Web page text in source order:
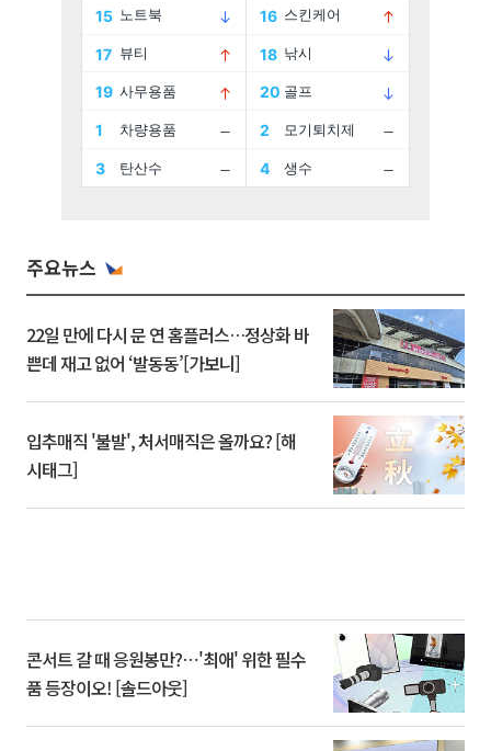
주요뉴스
22일 만에 다시 문 연 홈플러스…정상화 바
쁜데 재고 없어 ‘발동동’[가보니]
입추매직 '불발', 처서매직은 올까요? [해
시태그]
콘서트 갈 때 응원봉만?⋯'최애' 위한 필수
품 등장이오! [솔드아웃]